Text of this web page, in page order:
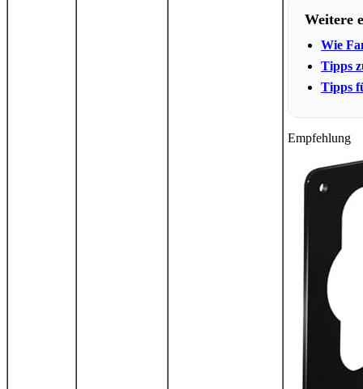
Weitere
Wie
Tipps
Tipps
Empfehlung